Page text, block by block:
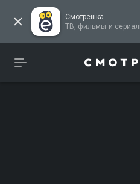
Смотрёшка
ТВ, фильмы и